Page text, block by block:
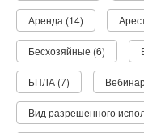
Аренда (14)
Бесхозяйные (6)
БПЛА (7)
Вид разрешенного